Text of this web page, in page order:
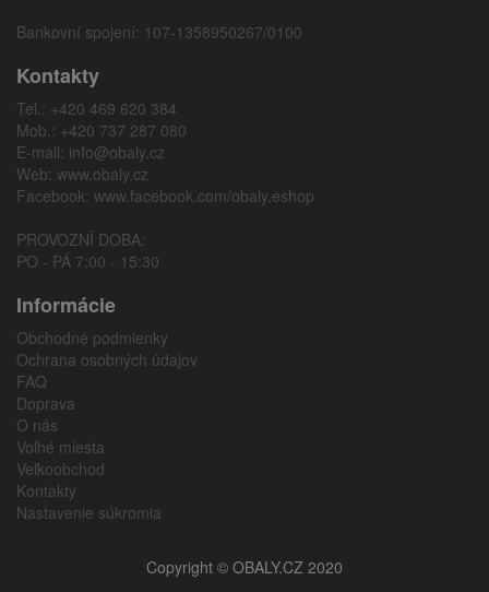
Bankovní spojení: 107-1358950267/0100
Kontakty
Tel.: +420 469 620 384
Mob.: +420 737 287 080
E-mail: info@obaly.cz
Web: www.obaly.cz
Facebook: www.facebook.com/obaly.eshop
PROVOZNÍ DOBA:
PO - PÁ 7:00 - 15:30
Informácie
Obchodné podmienky
Ochrana osobných údajov
FAQ
Doprava
O nás
Voľné miesta
Veľkoobchod
Kontakty
Nastavenie súkromia
Copyright © OBALY.CZ 2020